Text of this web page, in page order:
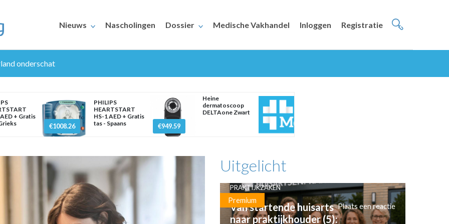
Nieuws Nascholingen Dossier Medische Vakhandel Inloggen Registratie
onderschat
+ Gratis
€1008.26
PHILIPS
HEARTSTART
HS-1 AED + Gratis
tas - Spaans
€949.59
Heine
dermatoscoop
DELTAone Zwart
Uitgelicht
Premium
PRAKTIJKZAKEN
Van startende huisarts
naar praktijkhouder (5):
Plaats een reactie